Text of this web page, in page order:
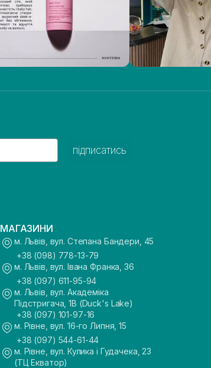
підписатись
МАГАЗИНИ
м. Львів, вул. Степана Бандери, 45
+38 (098) 778-13-79
м. Львів, вул. Івана Франка, 36
+38 (097) 611-95-94
м. Львів, вул. Академіка
Підстригача, 1В (Duck's Lake)
+38 (097) 101-97-16
м. Рівне, вул. 16-го Липня, 15
+38 (097) 544-61-44
м. Рівне, вул. Кулика і Гудачека, 23
(ТЦ Екватор)